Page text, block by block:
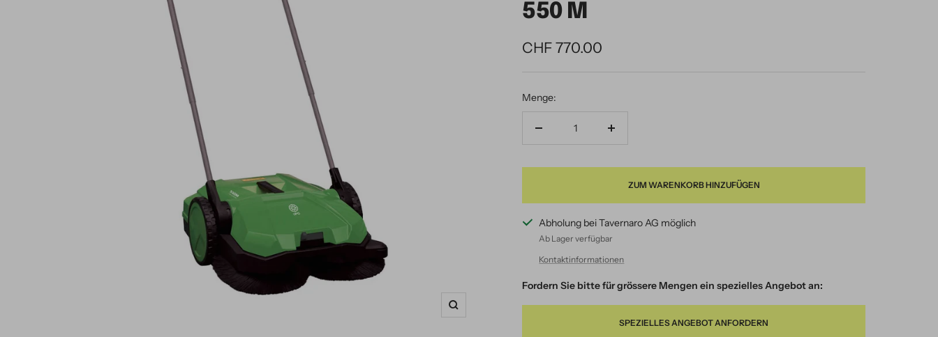
Zoom
550 M
Angebotspreis
CHF 770.00
Menge:
Menge
ZUM WARENKORB HINZUFÜGEN
Abholung bei Tavernaro AG möglich
Ab Lager verfügbar
Kontaktinformationen
Fordern Sie bitte für grössere Mengen ein spezielles Angebot an:
SPEZIELLES ANGEBOT ANFORDERN